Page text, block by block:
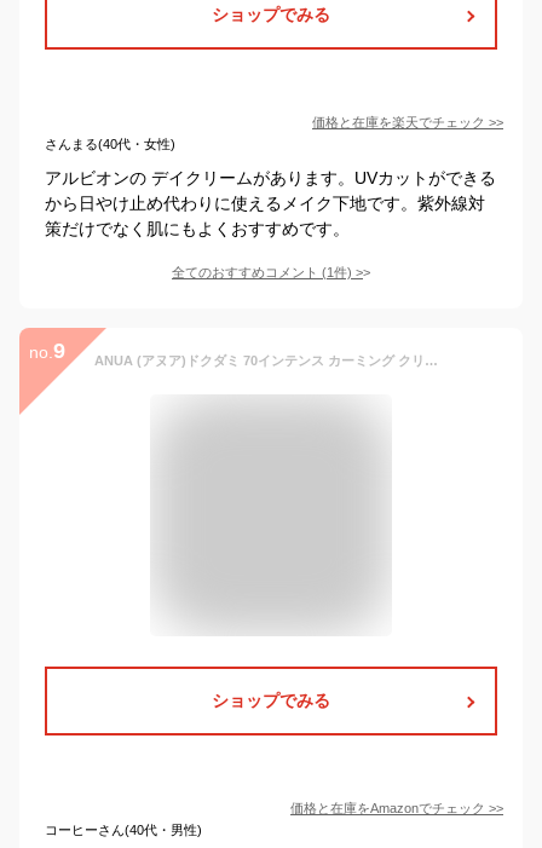
ショップでみる
価格と在庫を楽天でチェック >>
さんまる(40代・女性)
アルビオンの デイクリームがあります。UVカットができる
から日やけ止め代わりに使えるメイク下地です。紫外線対
策だけでなく肌にもよくおすすめです。
全てのおすすめコメント (1件) >
no. 9 ANUA (アヌア)ドクダミ 70インテンス カーミング クリーム 50ml 水分保湿ケア 保湿感たっぷり ゆらぎ肌 オイリー肌 heartleaf cream スキンケア 保湿クリーム 韓国クリーム 韓国 コスメ【公式・正規品】
ショップでみる
価格と在庫をAmazonでチェック >>
コーヒーさん(40代・男性)